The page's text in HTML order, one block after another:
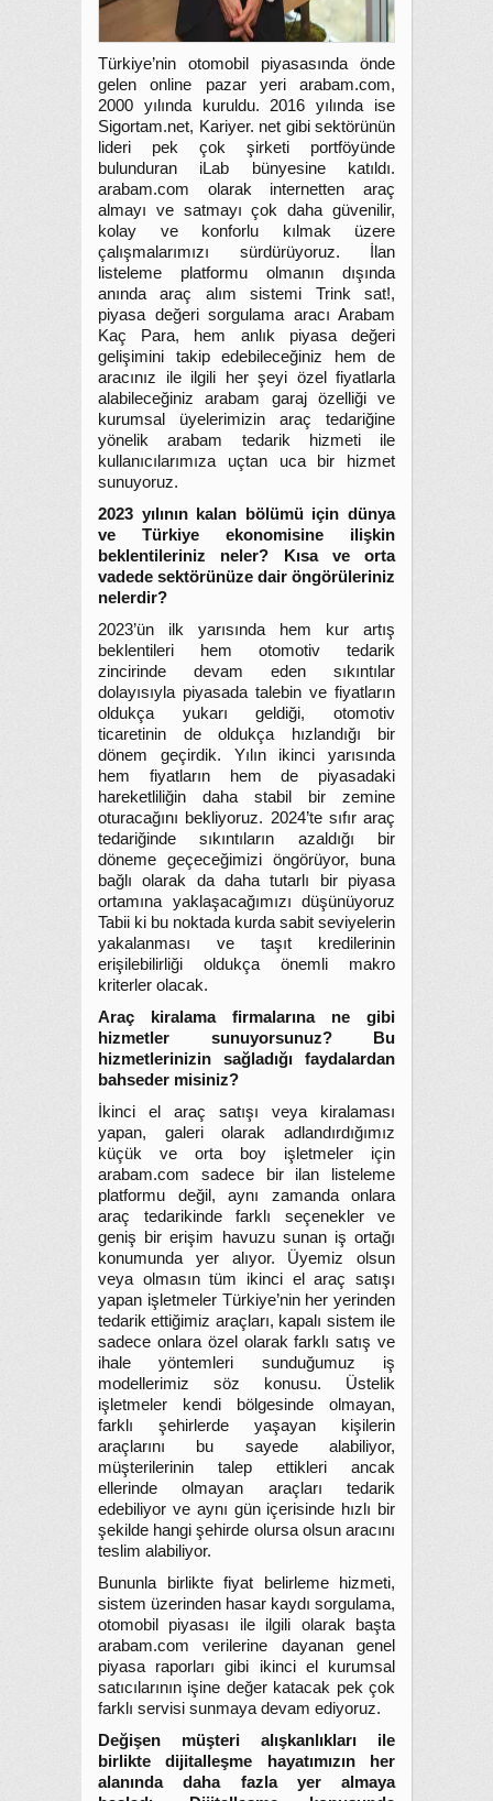
Türkiye’nin otomobil piyasasında önde
gelen online pazar yeri arabam.com,
2000 yılında kuruldu. 2016 yılında ise
Sigortam.net, Kariyer. net gibi sektörünün
lideri pek çok şirketi portföyünde
bulunduran iLab bünyesine katıldı.
arabam.com olarak internetten araç
almayı ve satmayı çok daha güvenilir,
kolay ve konforlu kılmak üzere
çalışmalarımızı sürdürüyoruz. İlan
listeleme platformu olmanın dışında
anında araç alım sistemi Trink sat!,
piyasa değeri sorgulama aracı Arabam
Kaç Para, hem anlık piyasa değeri
gelişimini takip edebileceğiniz hem de
aracınız ile ilgili her şeyi özel fiyatlarla
alabileceğiniz arabam garaj özelliği ve
kurumsal üyelerimizin araç tedariğine
yönelik arabam tedarik hizmeti ile
kullanıcılarımıza uçtan uca bir hizmet
sunuyoruz.
2023 yılının kalan bölümü için dünya
ve Türkiye ekonomisine ilişkin
beklentileriniz neler? Kısa ve orta
vadede sektörünüze dair öngörüleriniz
nelerdir?
2023’ün ilk yarısında hem kur artış
beklentileri hem otomotiv tedarik
zincirinde devam eden sıkıntılar
dolayısıyla piyasada talebin ve fiyatların
oldukça yukarı geldiği, otomotiv
ticaretinin de oldukça hızlandığı bir
dönem geçirdik. Yılın ikinci yarısında
hem fiyatların hem de piyasadaki
hareketliliğin daha stabil bir zemine
oturacağını bekliyoruz. 2024’te sıfır araç
tedariğinde sıkıntıların azaldığı bir
döneme geçeceğimizi öngörüyor, buna
bağlı olarak da daha tutarlı bir piyasa
ortamına yaklaşacağımızı düşünüyoruz
Tabii ki bu noktada kurda sabit seviyelerin
yakalanması ve taşıt kredilerinin
erişilebilirliği oldukça önemli makro
kriterler olacak.
Araç kiralama firmalarına ne gibi
hizmetler sunuyorsunuz? Bu
hizmetlerinizin sağladığı faydalardan
bahseder misiniz?
İkinci el araç satışı veya kiralaması
yapan, galeri olarak adlandırdığımız
küçük ve orta boy işletmeler için
arabam.com sadece bir ilan listeleme
platformu değil, aynı zamanda onlara
araç tedarikinde farklı seçenekler ve
geniş bir erişim havuzu sunan iş ortağı
konumunda yer alıyor. Üyemiz olsun
veya olmasın tüm ikinci el araç satışı
yapan işletmeler Türkiye’nin her yerinden
tedarik ettiğimiz araçları, kapalı sistem ile
sadece onlara özel olarak farklı satış ve
ihale yöntemleri sunduğumuz iş
modellerimiz söz konusu. Üstelik
işletmeler kendi bölgesinde olmayan,
farklı şehirlerde yaşayan kişilerin
araçlarını bu sayede alabiliyor,
müşterilerinin talep ettikleri ancak
ellerinde olmayan araçları tedarik
edebiliyor ve aynı gün içerisinde hızlı bir
şekilde hangi şehirde olursa olsun aracını
teslim alabiliyor.
Bununla birlikte fiyat belirleme hizmeti,
sistem üzerinden hasar kaydı sorgulama,
otomobil piyasası ile ilgili olarak başta
arabam.com verilerine dayanan genel
piyasa raporları gibi ikinci el kurumsal
satıcılarının işine değer katacak pek çok
farklı servisi sunmaya devam ediyoruz.
Değişen müşteri alışkanlıkları ile
birlikte dijitalleşme hayatımızın her
alanında daha fazla yer almaya